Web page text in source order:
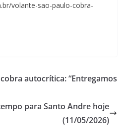
volante-sao-paulo-cobra-
autocrítica: “Entregamos
para Santo Andre hoje
(11/05/2026)